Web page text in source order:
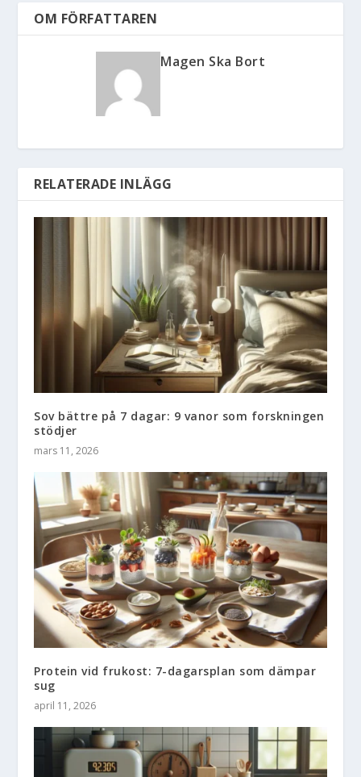
OM FÖRFATTAREN
Magen Ska Bort
RELATERADE INLÄGG
Sov bättre på 7 dagar: 9 vanor som forskningen
stödjer
mars 11, 2026
Protein vid frukost: 7-dagarsplan som dämpar
sug
april 11, 2026